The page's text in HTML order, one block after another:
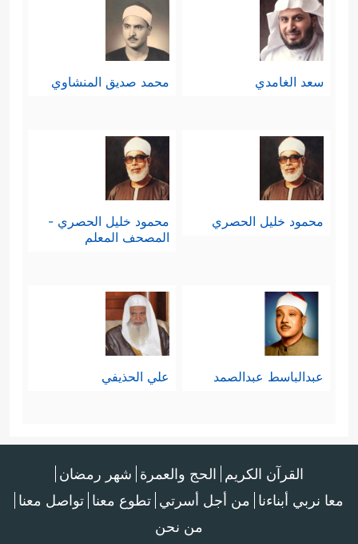
سعد الغامدي محمد صديق المنشاوي
محمود خليل الحصري
محمود خليل الحصري -
المصحف المعلم
عبدالباسط عبدالصمد علي الحذيفي
القرآن الكريم الحج والعمرة شهر رمضان
معا نربي أبناءنا من أجل أسرتي تطوع معنا تواصل معنا
من نحن